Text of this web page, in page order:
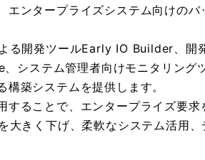
エンタープライズシステム向けの
る開発ツールEarly IO Builder、開
システム管理者向けモニタリング
構築システムを提供します。
することで、エンタープライズ要
大きく下げ、柔軟なシステム活用